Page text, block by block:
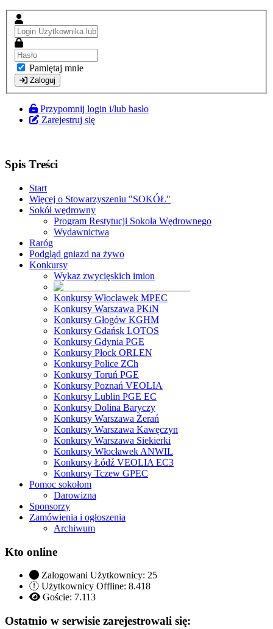
Pamiętaj mnie
Zaloguj
Przypomnij login i/lub hasło
Zarejestruj się
Spis Treści
Start
Więcej o Stowarzyszeniu "SOKÓŁ"
Sokół wędrowny
Program Restytucji Sokoła Wędrownego
Wydawnictwa
Raróg
Podgląd gniazd na żywo
Konkursy
Wykaz zwycięskich imion
Konkursy Włocławek MPEC
Konkursy Warszawa PKiN
Konkursy Głogów KGHM
Konkursy Gdańsk LOTOS
Konkursy Gdynia PGE
Konkursy Płock ORLEN
Konkursy Police ZCh
Konkursy Toruń PGE
Konkursy Poznań VEOLIA
Konkursy Lublin PGE EC
Konkursy Dolina Baryczy
Konkursy Warszawa Żerań
Konkursy Warszawa Kawęczyn
Konkursy Warszawa Siekierki
Konkursy Włocławek ANWIL
Konkursy Łódź VEOLIA EC3
Konkursy Tczew GPEC
Pomoc sokołom
Darowizna
Sponsorzy
Zamówienia i ogłoszenia
Archiwum
Kto online
Zalogowani Użytkownicy: 25
Użytkownicy Offline: 8.418
Goście: 7.113
Ostatnio w serwisie zarejestrowali się: